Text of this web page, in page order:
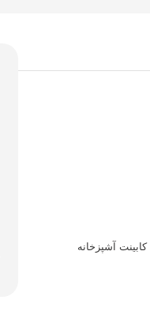
آشپزخانه